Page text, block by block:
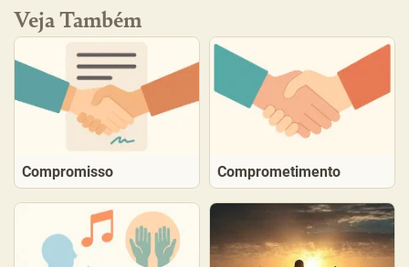
Veja Também
Compromisso Comprometimento